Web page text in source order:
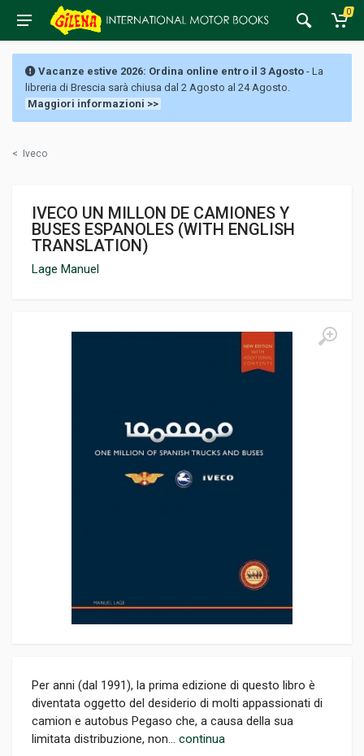
0
Vacanze estive 2026: Ordina online entro il 3 Agosto - La
libreria di Brescia sarà chiusa dal 2 Agosto al 24 Agosto.
Maggiori informazioni >>
< Iveco
IVECO UN MILLON DE CAMIONES Y
BUSES ESPANOLES (WITH ENGLISH
TRANSLATION)
Lage Manuel
Per anni (dal 1991), la prima edizione di questo libro è
diventata oggetto del desiderio di molti appassionati di
camion e autobus Pegaso che, a causa della sua
limitata distribuzione, non... continua